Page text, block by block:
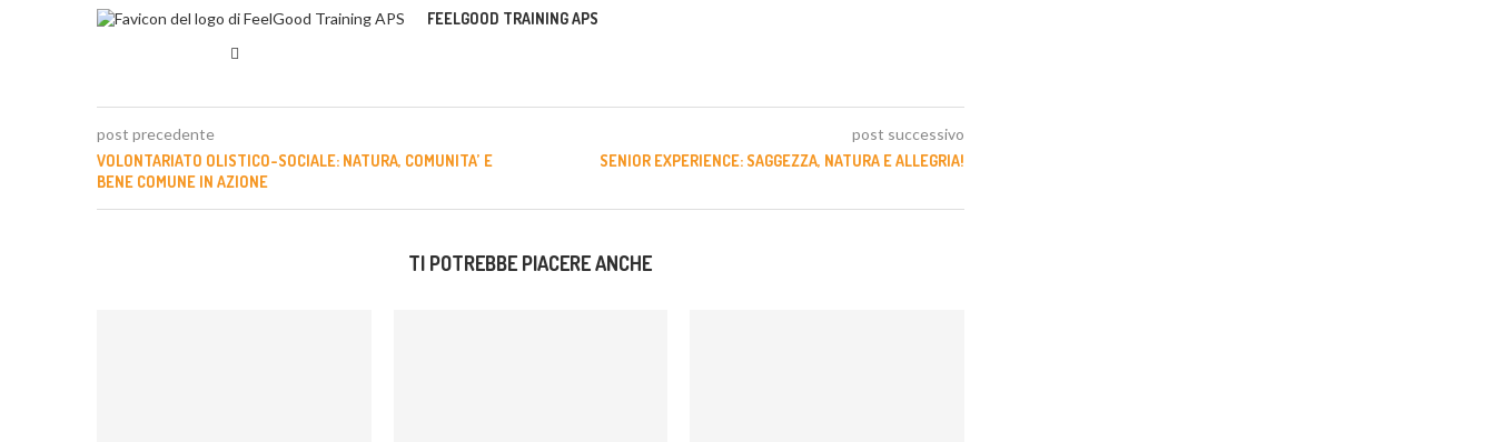
FEELGOOD TRAINING APS
post precedente
VOLONTARIATO OLISTICO-SOCIALE: NATURA, COMUNITA’ E
BENE COMUNE IN AZIONE
post successivo
SENIOR EXPERIENCE: SAGGEZZA, NATURA E ALLEGRIA!
TI POTREBBE PIACERE ANCHE